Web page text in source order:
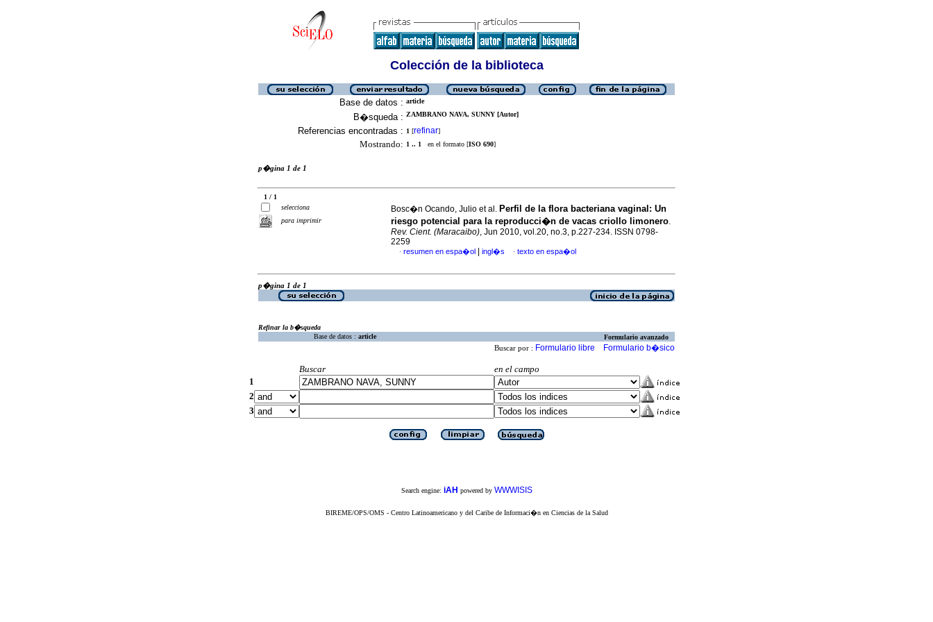
Colección de la biblioteca
Base de datos : article
B�squeda : ZAMBRANO NAVA, SUNNY [Autor]
Referencias encontradas : 1 [refinar]
Mostrando: 1 .. 1 en el formato [ISO 690]
p�gina 1 de 1
1 / 1
selecciona
para imprimir
Bosc�n Ocando, Julio et al. Perfil de la flora bacteriana vaginal : Un
riesgo potencial para la reproducci�n de vacas criollo limonero.
Rev. Cient. (Maracaibo), Jun 2010, vol.20, no.3, p.227-234. ISSN 0798-
2259
· resumen en espa�ol ingl�s · texto en espa�ol
p�gina 1 de 1
Refinar la b�squeda
Base de datos : article Formulario avanzado
Buscar por : Formulario libre Formulario b�sico
Buscar
en el campo
1
2
3
Search engine: iAH powered by WWWISIS
BIREME/OPS/OMS - Centro Latinoamericano y del Caribe de Informaci�n en Ciencias de la Salud